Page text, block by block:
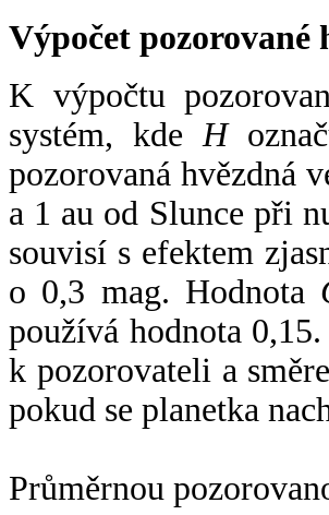
Výpočet
K výpočtu
systém, kde H
pozorovaná hvězdná
a 1 au od Slunce při
souvisí s efektem
o 0,3 mag. Hodnota
používá hodnota
k pozorovateli a
pokud se planetka
Průměrnou